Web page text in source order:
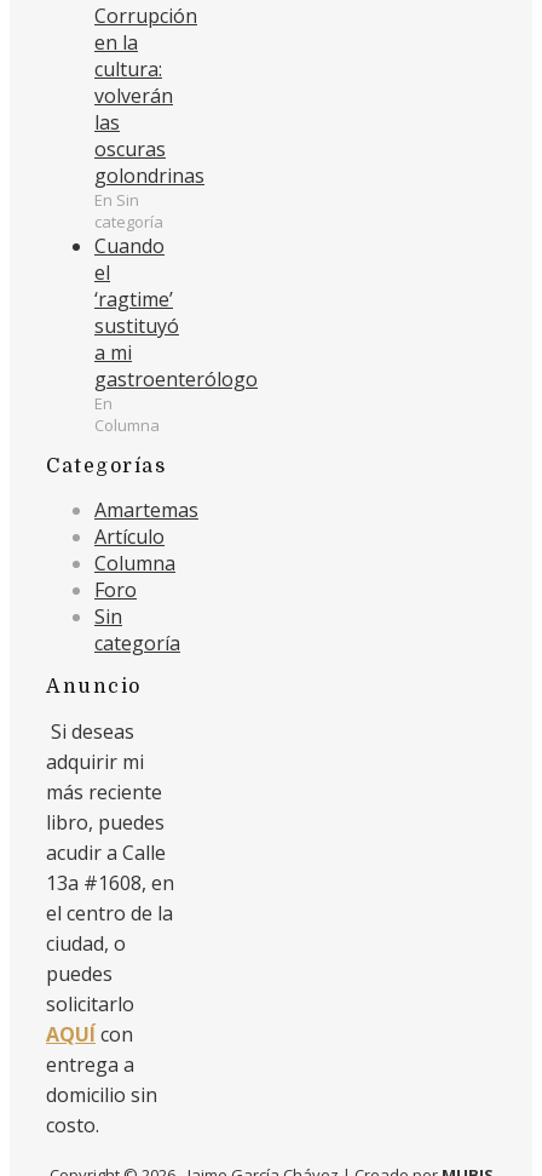
Corrupción
en la
cultura:
volverán
las
oscuras
golondrinas
En Sin
categoría
Cuando
el
‘ragtime’
sustituyó
a mi
gastroenterólogo
En
Columna
Categorías
Amartemas
Artículo
Columna
Foro
Sin
categoría
Anuncio
Si deseas
adquirir mi
más reciente
libro, puedes
acudir a Calle
13a #1608, en
el centro de la
ciudad, o
puedes
solicitarlo
AQUÍcon
entrega a
domicilio sin
costo.